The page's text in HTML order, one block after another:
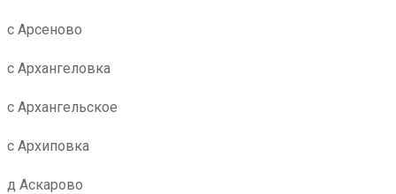
с Арсеново
с Архангеловка
с Архангельское
с Архиповка
д Аскарово